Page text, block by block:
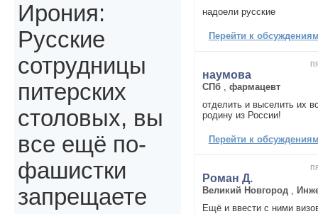
надоели русские
Перейти к
наумова
СПб
фармацевт
отделить и выселить их
родину из России!
Перейти к
Роман Д.
Великий Новгород
Ещё и ввести с ними
Ирония:
Русские
сотрудницы
питерских
столовых, вы
все ещё по-
фашистки
запрещаете